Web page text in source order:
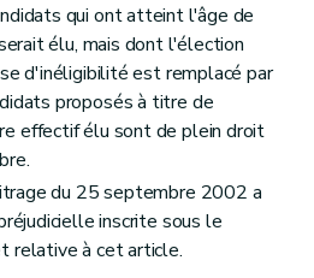
qui ont atteint l'âge de
élu, mais dont l'élection
d'inéligibilité est remplacé par
proposés à titre de
effectif élu sont de plein droit
du 25 septembre 2002 a
inscrite sous le
relative à cet article.